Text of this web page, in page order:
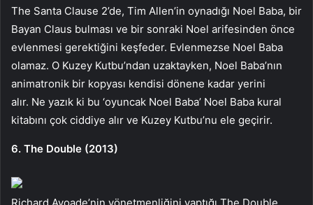
The Santa Clause 2’de, Tim Allen’in oynadığı Noel Baba, bir
Bayan Claus bulması ve bir sonraki Noel arifesinden önce
evlenmesi gerektiğini keşfeder. Evlenmezse Noel Baba
olamaz. O Kuzey Kutbu’ndan uzaktayken, Noel Baba’nın
animatronik bir kopyası kendisi dönene kadar yerini
alır. Ne yazık ki bu ‘oyuncak Noel Baba’ Noel Baba kural
kitabını çok ciddiye alır ve Kuzey Kutbu’nu ele geçirir.
6. The Double (2013)